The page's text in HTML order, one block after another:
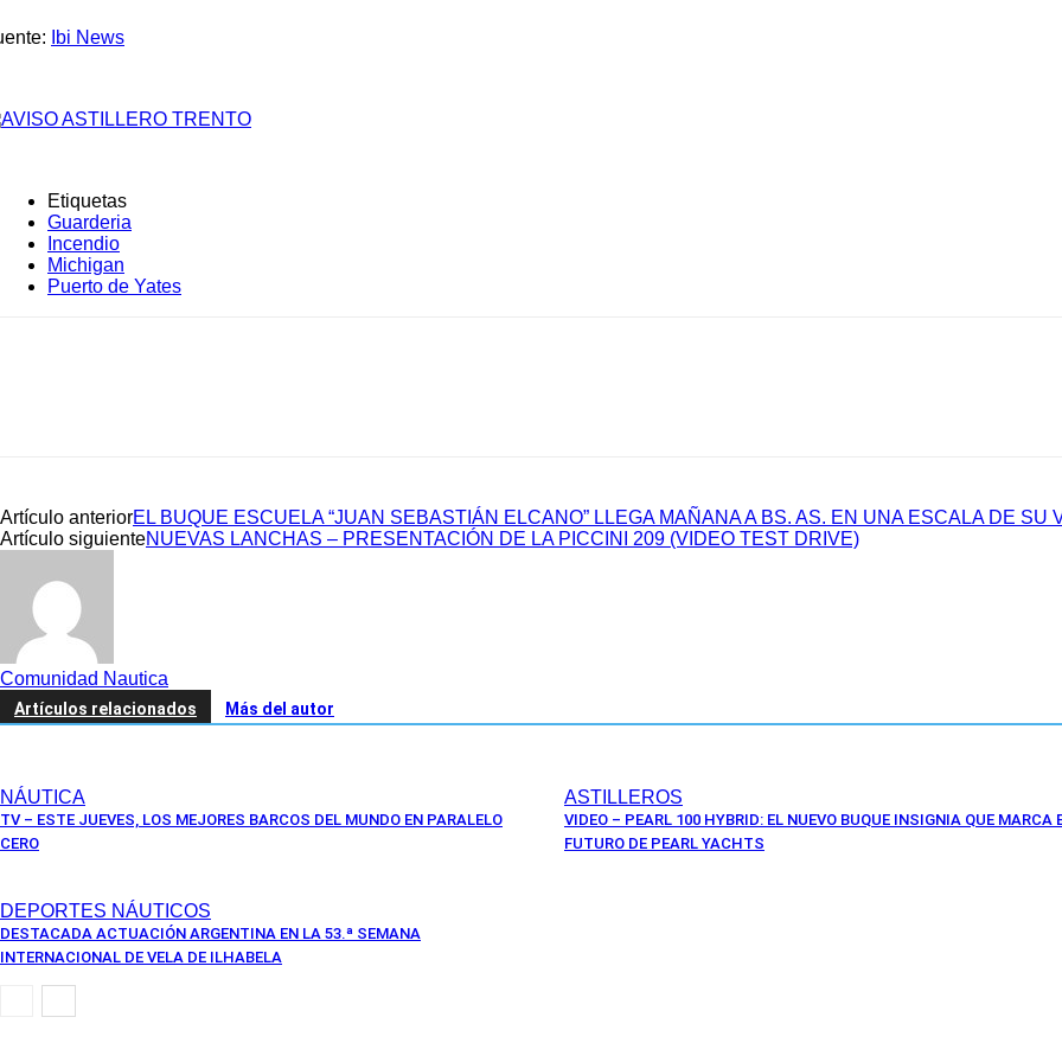
Ibi News
Etiquetas
Guarderia
Incendio
Michigan
Puerto de Yates
Artículo anteriorEL BUQUE ESCUELA “JUAN SEBASTIÁN ELCANO” LLEGA MAÑANA A BS. AS. EN UNA ESCALA DE SU
Artículo siguienteNUEVAS LANCHAS – PRESENTACIÓN DE LA PICCINI 209 (VIDEO TEST DRIVE)
Comunidad Nautica
Artículos relacionados Más del autor
NÁUTICA
TV – ESTE JUEVES, LOS MEJORES BARCOS DEL MUNDO EN PARALELO
CERO
ASTILLEROS
VIDEO – PEARL 100 HYBRID: EL NUEVO BUQUE INSIGNIA QUE MARCA
FUTURO DE PEARL YACHTS
DEPORTES NÁUTICOS
DESTACADA ACTUACIÓN ARGENTINA EN LA 53.ª SEMANA
INTERNACIONAL DE VELA DE ILHABELA